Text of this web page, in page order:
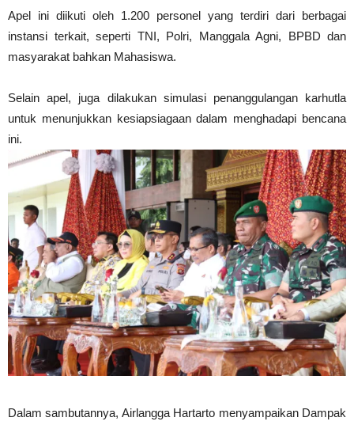
Apel ini diikuti oleh 1.200 personel yang terdiri dari berbagai
instansi terkait, seperti TNI, Polri, Manggala Agni, BPBD dan
masyarakat bahkan Mahasiswa.
Selain apel, juga dilakukan simulasi penanggulangan karhutla
untuk menunjukkan kesiapsiagaan dalam menghadapi bencana
ini.
Dalam sambutannya, Airlangga Hartarto menyampaikan Dampak